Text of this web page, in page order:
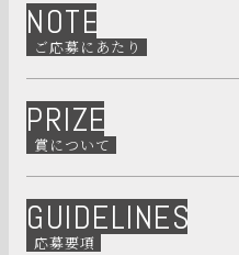
NOTE
ご応募にあたり
PRIZE
賞について
GUIDELINES
応募要項